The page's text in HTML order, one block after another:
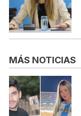
MÁS NOTICIAS